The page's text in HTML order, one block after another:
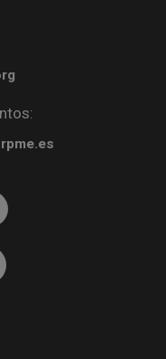
en ventana nueva)
(abre en ventana nueva)
a YouTube (abre en
ventana nueva)
(abre en ventana nueva)
al Blog (abre en ventana
en ventana nueva)